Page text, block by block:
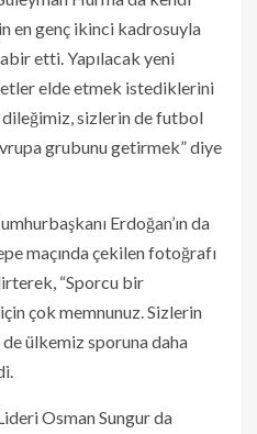
en genç ikinci kadrosuyla
etti. Yapılacak yeni
elde etmek istediklerini
dileğimiz, sizlerin de futbol
grubunu getirmek” diye
Erdoğan’ın da
maçında çekilen fotoğrafı
“Sporcu bir
çok memnunuz. Sizlerin
ülkemiz sporuna daha
Osman Sungur da